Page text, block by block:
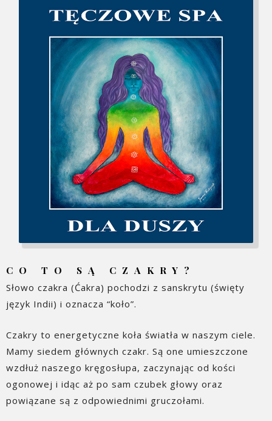
CO TO SĄ CZAKRY?
Słowo czakra (Ćakra) pochodzi z sanskrytu (święty
język Indii) i oznacza “koło”.
Czakry to energetyczne koła światła w naszym ciele.
Mamy siedem głównych czakr. Są one umieszczone
wzdłuż naszego kręgosłupa, zaczynając od kości
ogonowej i idąc aż po sam czubek głowy oraz
powiązane są z odpowiednimi gruczołami.